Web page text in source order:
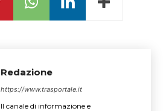
Redazione
https://www.trasportale.it
Il canale di informazione e